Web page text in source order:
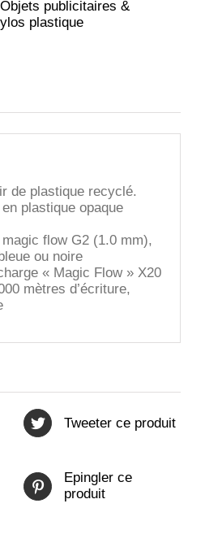
Objets publicitaires &
plastique
de plastique recyclé.
plastique opaque
flow G2 (1.0 mm),
ou noire
« Magic Flow » X20
mètres d’écriture,
Tweeter ce produit
Epingler ce
produit